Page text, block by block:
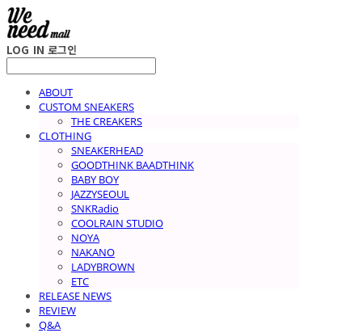
LOG IN 로그인
ABOUT
CUSTOM SNEAKERS
THE CREAKERS
CLOTHING
SNEAKERHEAD
GOODTHINK BAADTHINK
BABY BOY
JAZZYSEOUL
SNKRadio
COOLRAIN STUDIO
NOYA
NAKANO
LADYBROWN
ETC
RELEASE NEWS
REVIEW
Q&A